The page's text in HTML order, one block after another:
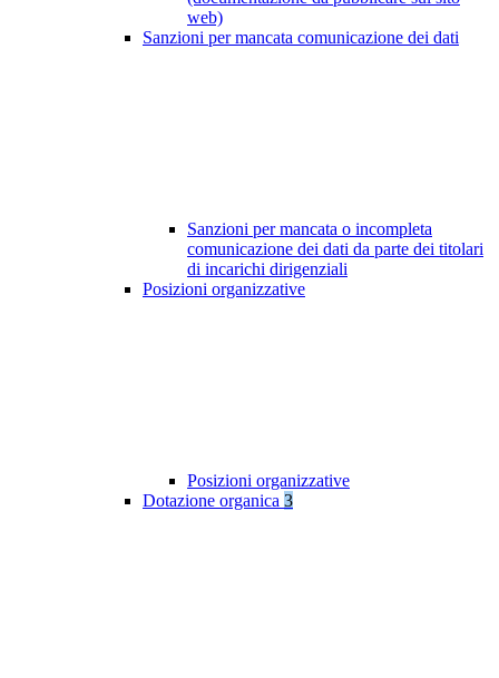
web)
Sanzioni per mancata comunicazione dei dati
Sanzioni per mancata o incompleta
comunicazione dei dati da parte dei titolari
di incarichi dirigenziali
Posizioni organizzative
Posizioni organizzative
Dotazione organica 3